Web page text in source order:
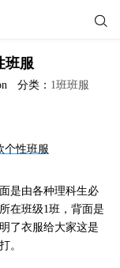

班服
分类： 1班班服
是由各种理科生必
在班级1班，背面是
了衣服给大家这是
。